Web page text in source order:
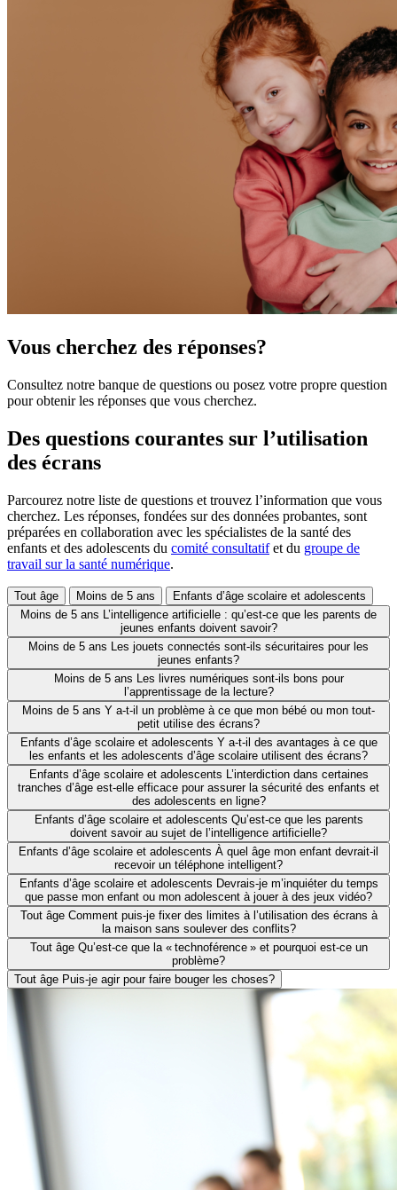
Vous cherchez des réponses?
Consultez notre banque de questions ou posez votre propre question
pour obtenir les réponses que vous cherchez.
Des questions courantes sur l’utilisation
des écrans
Parcourez notre liste de questions et trouvez l’information que vous
cherchez. Les réponses, fondées sur des données probantes, sont
préparées en collaboration avec les spécialistes de la santé des
enfants et des adolescents du comité consultatifet du groupe de
travail sur la santé numérique.
Tout âge Moins de 5 ans
Enfants d’âge scolaire et adolescents
Moins de 5 ans L’intelligence artificielle : qu’est-ce que les parents de
jeunes enfants doivent savoir?
Moins de 5 ans Les jouets connectés sont-ils sécuritaires pour les
jeunes enfants?
Moins de 5 ans Les livres numériques sont-ils bons pour
l’apprentissage de la lecture?
Moins de 5 ans Y a-t-il un problème à ce que mon bébé ou mon tout-
petit utilise des écrans?
Enfants d’âge scolaire et adolescents Y a-t-il des avantages à ce que
les enfants et les adolescents d’âge scolaire utilisent des écrans?
Enfants d’âge scolaire et adolescents L’interdiction dans certaines
tranches d’âge est-elle efficace pour assurer la sécurité des enfants et
des adolescents en ligne?
Enfants d’âge scolaire et adolescents Qu’est-ce que les parents
doivent savoir au sujet de l’intelligence artificielle?
Enfants d’âge scolaire et adolescents À quel âge mon enfant devrait-il
recevoir un téléphone intelligent?
Enfants d’âge scolaire et adolescents Devrais-je m’inquiéter du temps
que passe mon enfant ou mon adolescent à jouer à des jeux vidéo?
Tout âge Comment puis-je fixer des limites à l’utilisation des écrans à
la maison sans soulever des conflits?
Tout âge Qu’est-ce que la « technoférence » et pourquoi est-ce un
problème?
Tout âge Puis-je agir pour faire bouger les choses?